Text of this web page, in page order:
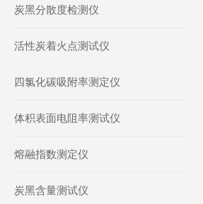
炭黑分散度检测仪
活性炭着火点测试仪
四氯化碳吸附率测定仪
体积表面电阻率测试仪
熔融指数测定仪
炭黑含量测试仪